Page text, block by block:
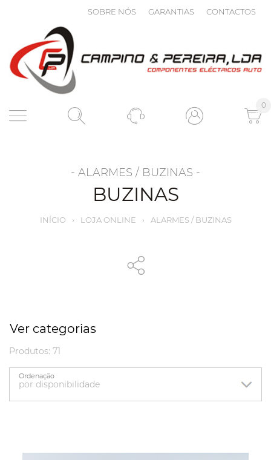
SOBRE NÓS GARANTIAS CONTACTOS
0
- ALARMES / BUZINAS -
BUZINAS
INÍCIO › LOJA ONLINE › ALARMES / BUZINAS
Ver categorias
Produtos: 71
Ordenação